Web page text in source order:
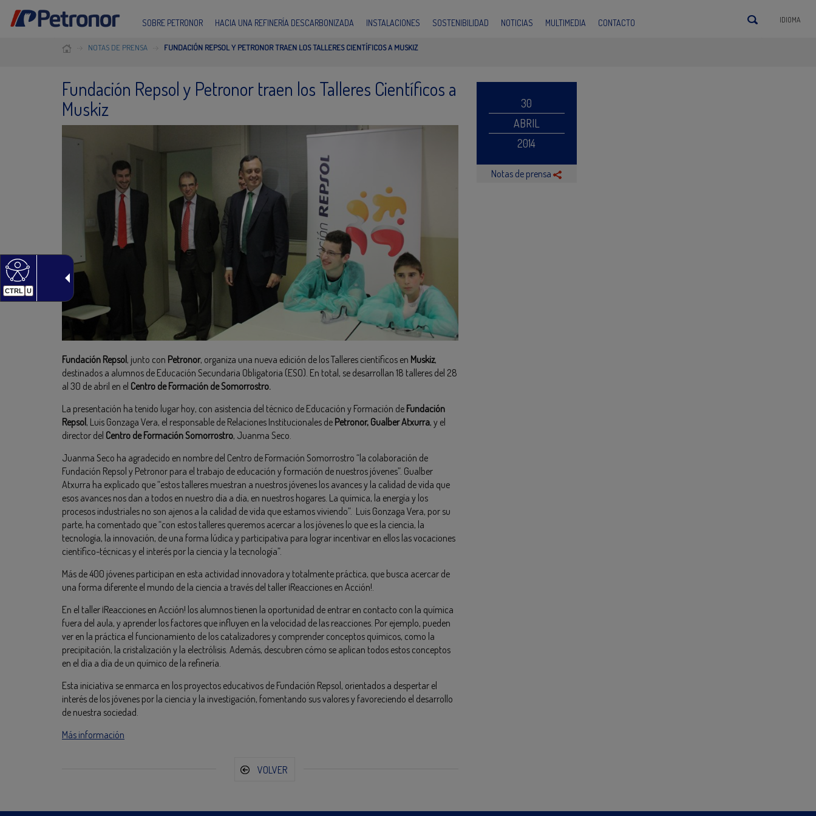
CTRL U
SOBRE PETRONOR HACIA UNA REFINERÍA DESCARBONIZADA INSTALACIONES SOSTENIBILIDAD NOTICIAS MULTIMEDIA CONTACTO IDIOMA
NOTAS DE PRENSA FUNDACIÓN REPSOL Y PETRONOR TRAEN LOS TALLERES CIENTÍFICOS A MUSKIZ
Fundación Repsol y Petronor traen los Talleres Científicos a
Muskiz
Fundación Repsol, junto con Petronor, organiza una nueva edición de los Talleres científicos en Muskiz,
destinados a alumnos de Educación Secundaria Obligatoria (ESO). En total, se desarrollan 18 talleres del 28
al 30 de abril en el Centro de Formación de Somorrostro.
La presentación ha tenido lugar hoy, con asistencia del técnico de Educación y Formación de Fundación
Repsol, Luis Gonzaga Vera, el responsable de Relaciones Institucionales de Petronor, Gualber Atxurra, y el
director del Centro de Formación Somorrostro, Juanma Seco.
Juanma Seco ha agradecido en nombre del Centro de Formación Somorrostro “la colaboración de
Fundación Repsol y Petronor para el trabajo de educación y formación de nuestros jóvenes”. Gualber
Atxurra ha explicado que “estos talleres muestran a nuestros jóvenes los avances y la calidad de vida que
esos avances nos dan a todos en nuestro día a día, en nuestros hogares. La química, la energía y los
procesos industriales no son ajenos a la calidad de vida que estamos viviendo”. Luis Gonzaga Vera, por su
parte, ha comentado que “con estos talleres queremos acercar a los jóvenes lo que es la ciencia, la
tecnología, la innovación, de una forma lúdica y participativa para lograr incentivar en ellos las vocaciones
científico-técnicas y el interés por la ciencia y la tecnología”.
Más de 400 jóvenes participan en esta actividad innovadora y totalmente práctica, que busca acercar de
una forma diferente el mundo de la ciencia a través del taller ¡Reacciones en Acción!.
En el taller ¡Reacciones en Acción! los alumnos tienen la oportunidad de entrar en contacto con la química
fuera del aula, y aprender los factores que influyen en la velocidad de las reacciones. Por ejemplo, pueden
ver en la práctica el funcionamiento de los catalizadores y comprender conceptos químicos, como la
precipitación, la cristalización y la electrólisis. Además, descubren cómo se aplican todos estos conceptos
en el día a día de un químico de la refinería.
Esta iniciativa se enmarca en los proyectos educativos de Fundación Repsol, orientados a despertar el
interés de los jóvenes por la ciencia y la investigación, fomentando sus valores y favoreciendo el desarrollo
de nuestra sociedad.
Más información
VOLVER
30
ABRIL
2014
Notas de prensa